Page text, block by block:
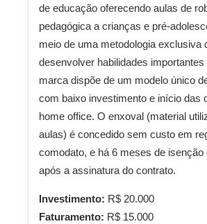
de educação oferecendo aulas de
pedagógica a crianças e pré-
meio de uma metodologia exclusiva
desenvolver habilidades importantes
marca dispõe de um modelo único
com baixo investimento e início das
home office. O enxoval (material
aulas) é concedido sem custo em
comodato, e há 6 meses de isenção
após a assinatura do contrato.
Investimento: R$ 20.000
Faturamento: R$ 15.000